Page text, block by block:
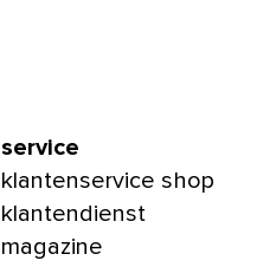
service
klantenservice shop
klantendienst
magazine